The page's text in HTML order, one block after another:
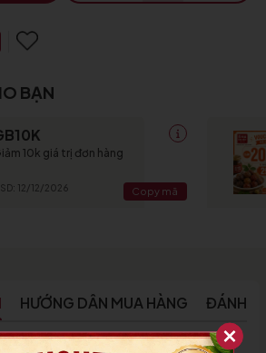
BẠN
10k giá trị đơn hàng
12/12/2026 Copy mã
HƯỚNG DẪN MUA HÀNG ĐÁNH
xào gừng